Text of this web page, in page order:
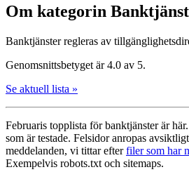
Om kategorin
Banktjänster regleras av
Genomsnittsbetyget är 4.0 av 5.
Se aktuell lista »
Februaris topplista för bank­tjänster är
som är testade. Felsidor anropas
meddelanden, vi tittar efterfiler som har
Exempelvis robots.txt och sitemaps.